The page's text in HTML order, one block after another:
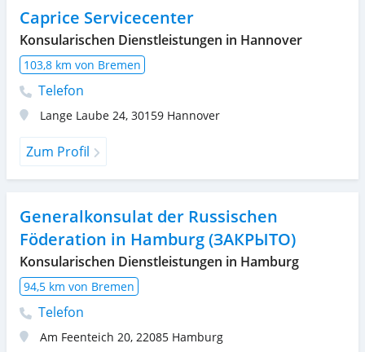
Caprice Servicecenter
Konsularischen Dienstleistungen in Hannover
103,8 km von Bremen
Telefon
Lange Laube 24, 30159 Hannover
Zum Profil
Generalkonsulat der Russischen
Föderation in Hamburg (ЗАКРЫТО)
Konsularischen Dienstleistungen in Hamburg
94,5 km von Bremen
Telefon
Am Feenteich 20, 22085 Hamburg